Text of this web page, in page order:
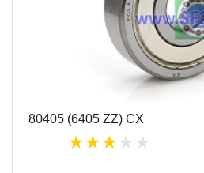
80405 (6405 ZZ) CX